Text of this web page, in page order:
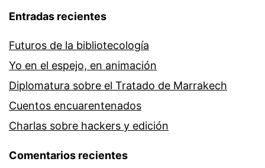
Entradas recientes
Futuros de la bibliotecología
Yo en el espejo, en animación
Diplomatura sobre el Tratado de Marrakech
Cuentos encuarentenados
Charlas sobre hackers y edición
Comentarios recientes